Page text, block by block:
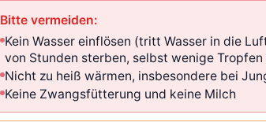
Bitte vermeiden:
Kein Wasser einflösen (tritt Wasser in die
von Stunden sterben, selbst wenige
Nicht zu heiß wärmen, insbesondere bei
Keine Zwangsfütterung und keine Milch